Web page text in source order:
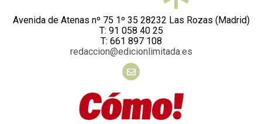
Avenida de Atenas nº 75 1º 35 28232 Las Rozas (Madrid)
T: 91 058 40 25
T: 661 897 108
redaccion@edicionlimitada.es